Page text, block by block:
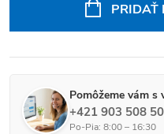
PRIDAŤ
Pomôžeme vám s
+421 903 508
Po-Pia: 8:00 – 16:30